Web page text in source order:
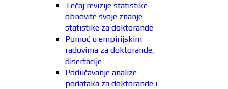
Tečaj revizije statistike -
obnovite svoje znanje
statistike za doktorande
Pomoć u empirijskim
radovima za doktorande,
disertacije
Podučavanje analize
podataka za doktorande i